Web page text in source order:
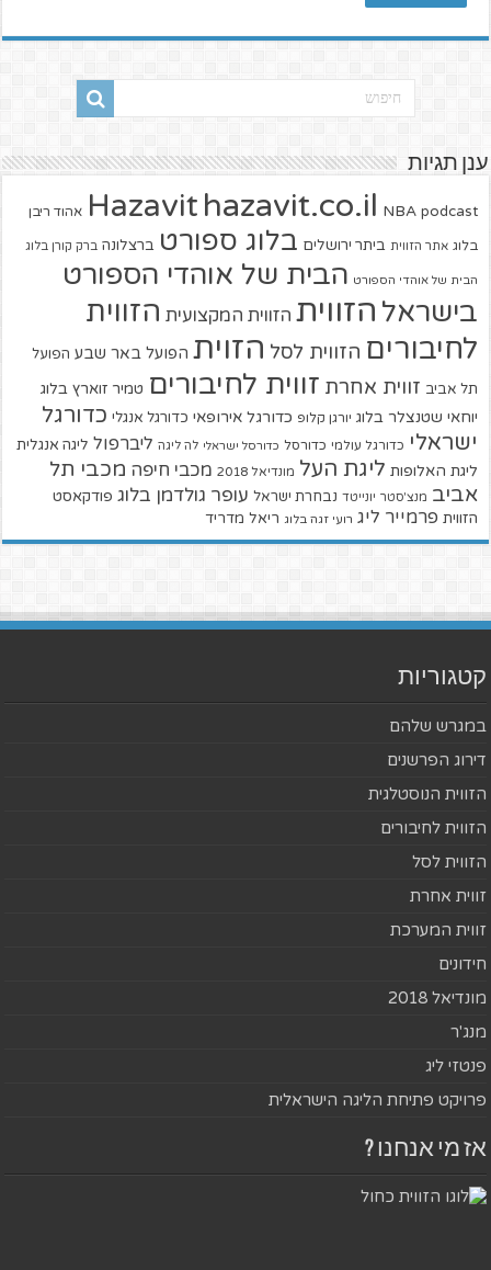
ענן תגיות
Hazavit hazavit.co.il NBA podcast אהוד ריבן
בלוג אתר הזווית ביתר ירושלים בלוג ספורט ברצלונה ברק קורן בלוג
הבית של אוהדי הספורט הבית של אוהדי הספורט
בישראל הזווית הזווית המקצועית הזווית
לחיבורים הזווית לסל הזוית הפועל באר שבע הפועל
תל אביב זווית אחרת זווית לחיבורים טמיר זוארץ בלוג
יוחאי שטנצלר בלוג יורגן קלופ כדורגל אירופאי כדורגל אנגלי כדורגל
ישראלי כדורגל עולמי כדורסל כדורסל ישראלי לה ליגה ליברפול ליגה אנגלית
ליגת האלופות ליגת העל מונדיאל 2018 מכבי חיפה מכבי תל
אביב מנצ'סטר יונייטד נבחרת ישראל עופר גולדמן בלוג פודקאסט
הזווית פרמייר ליג רועי זגה בלוג ריאל מדריד
קטגוריות
במגרש שלהם
דירוג הפרשנים
הזווית הנוסטלגית
הזווית לחיבורים
הזווית לסל
זווית אחרת
זווית המערכת
חידונים
מונדיאל 2018
מנג'ר
פנטזי ליג
פרויקט פתיחת הליגה הישראלית
אז מי אנחנו ?